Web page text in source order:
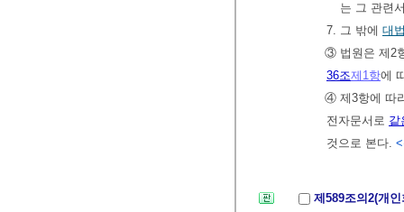
는 그 관련
7. 그 밖에 대
③ 법원은 제2
36조제1항에
④ 제3항에 따
전자문서로 같
것으로 본다.
제589조의2(개